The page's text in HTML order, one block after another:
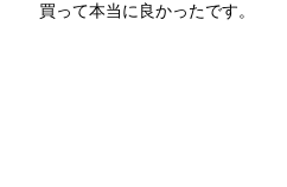
買って本当に良かったです。